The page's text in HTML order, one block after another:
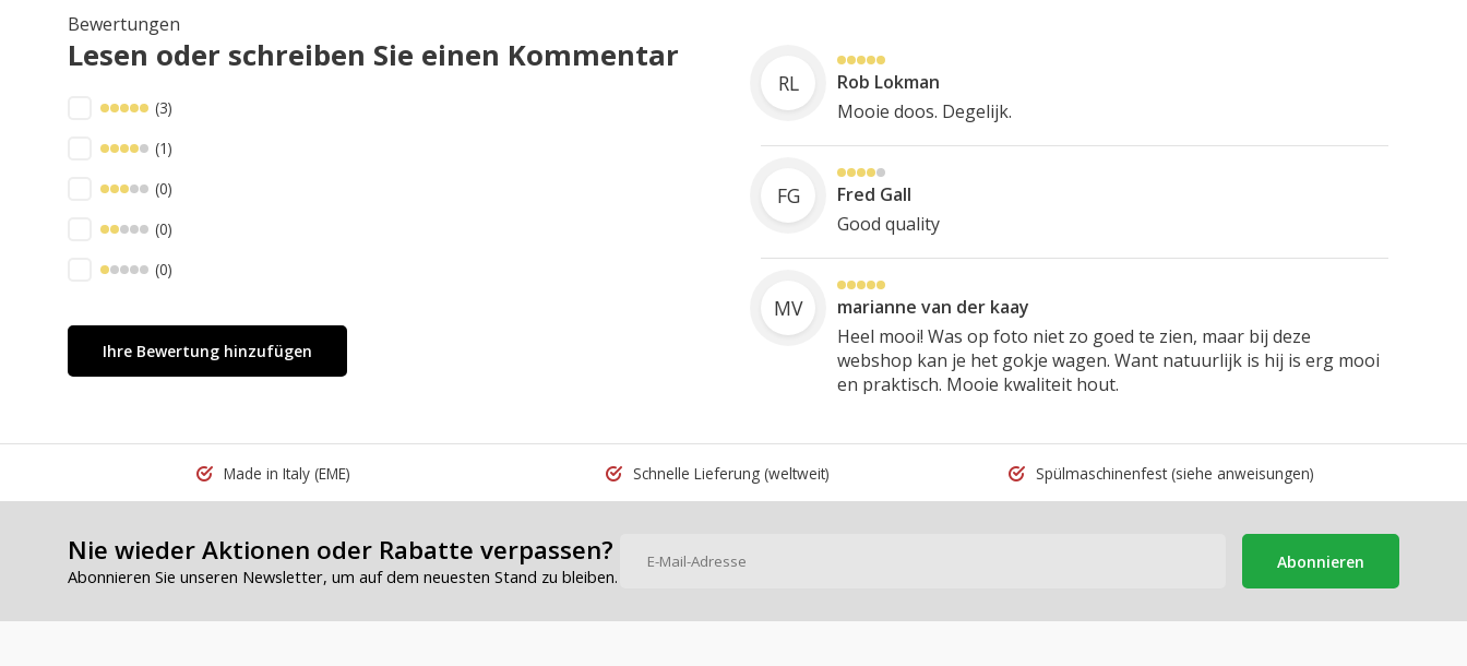
Bewertungen
Lesen oder schreiben Sie einen Kommentar
(3)
(1)
(0)
(0)
(0)
Ihre Bewertung hinzufügen
RL
Rob Lokman
Mooie doos. Degelijk.
FG
Fred Gall
Good quality
MV
marianne van der kaay
Heel mooi! Was op foto niet zo goed te zien, maar bij deze
webshop kan je het gokje wagen. Want natuurlijk is hij is erg mooi
en praktisch. Mooie kwaliteit hout.
M
100% zoals gehoopt, goede prijs-kwaliteit verhoudong.
Made in Italy (EME) Schnelle Lieferung (weltweit) Spülmaschinenfest(siehe anweisungen)
Nie wieder Aktionen oder Rabatte verpassen?
Abonnieren Sie unseren Newsletter, um auf dem neuesten Stand zu bleiben.
Abonnieren